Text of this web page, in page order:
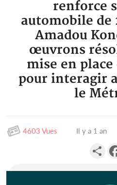
renforce
automobile de
Amadou
œuvrons
mise en
pour interagir
le
4603 Vues Il y a 1 an